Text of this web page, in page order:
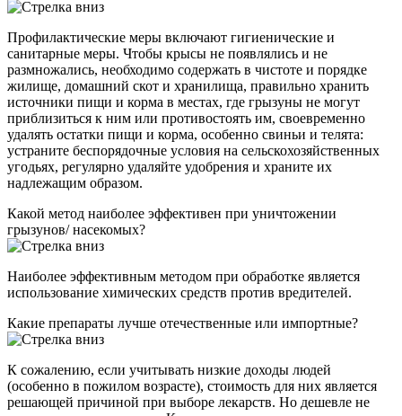
Профилактические меры включают гигиенические и
санитарные меры. Чтобы крысы не появлялись и не
размножались, необходимо содержать в чистоте и порядке
жилище, домашний скот и хранилища, правильно хранить
источники пищи и корма в местах, где грызуны не могут
приблизиться к ним или противостоять им, своевременно
удалять остатки пищи и корма, особенно свиньи и телята:
устраните беспорядочные условия на сельскохозяйственных
угодьях, регулярно удаляйте удобрения и храните их
надлежащим образом.
Какой метод наиболее эффективен при уничтожении
грызунов/ насекомых?
Наиболее эффективным методом при обработке является
использование химических средств против вредителей.
Какие препараты лучше отечественные или импортные?
К сожалению, если учитывать низкие доходы людей
(особенно в пожилом возрасте), стоимость для них является
решающей причиной при выборе лекарств. Но дешевле не